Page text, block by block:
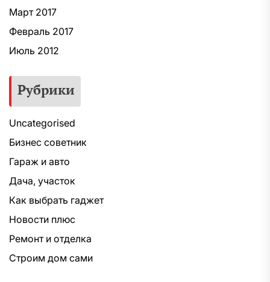
Март 2017
Февраль 2017
Июль 2012
Рубрики
Uncategorised
Бизнес советник
Гараж и авто
Дача, участок
Как выбрать гаджет
Новости плюс
Ремонт и отделка
Строим дом сами